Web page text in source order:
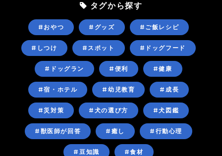
タグから探す
#おやつ #グッズ #ご飯レシピ
#しつけ #スポット #ドッグフード
#ドッグラン #便利 #健康
#宿・ホテル #幼児教育 #成長
#災対策 #犬の選び方 #犬図鑑
#獣医師が回答 #癒し #行動心理
#豆知識 #食材